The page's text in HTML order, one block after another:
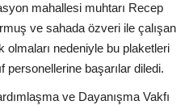
mahallesi muhtarı Recep
ve sahada özveri ile çalışan
olmaları nedeniyle bu plaketleri
personellerine başarılar diledi.
ve Dayanışma Vakfı